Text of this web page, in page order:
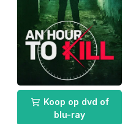
Koop op dvd of
blu-ray